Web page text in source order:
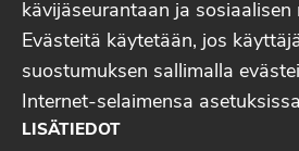
kävijäseurantaan ja sosiaalisen
Evästeitä käytetään, jos
suostumuksen sallimalla
Internet-selaimensa
LISÄTIEDOT